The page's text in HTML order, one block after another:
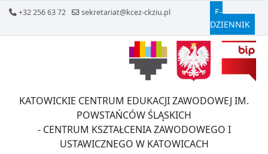
+32 256 63 72 sekretariat@kcez-ckziu.pl
E-
DZIENNIK
KATOWICKIE CENTRUM EDUKACJI ZAWODOWEJ IM.
POWSTAŃCÓW ŚLĄSKICH
- CENTRUM KSZTAŁCENIA ZAWODOWEGO I
USTAWICZNEGO W KATOWICACH